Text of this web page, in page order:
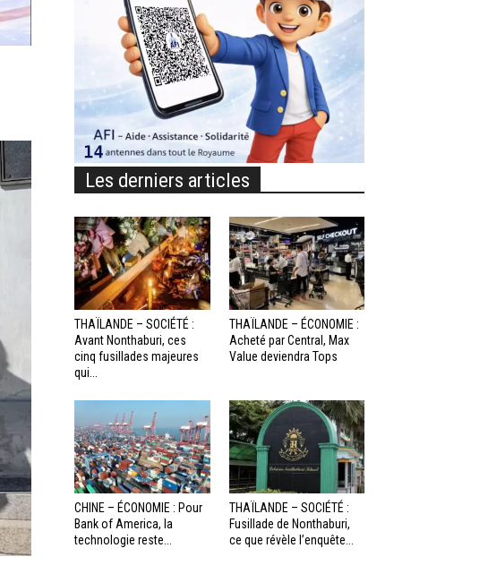
Les derniers articles
THAÏLANDE – SOCIÉTÉ :
Avant Nonthaburi, ces
cinq fusillades majeures
qui...
THAÏLANDE – ÉCONOMIE :
Acheté par Central, Max
Value deviendra Tops
CHINE – ÉCONOMIE : Pour
Bank of America, la
technologie reste...
THAÏLANDE – SOCIÉTÉ :
Fusillade de Nonthaburi,
ce que révèle l’enquête...